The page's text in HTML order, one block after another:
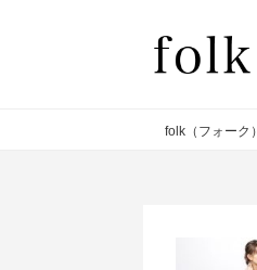
folk（フォーク）